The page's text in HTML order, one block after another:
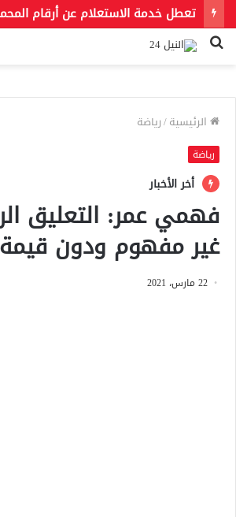
بحث
الرئيسية/رياضة
رياضة
أخر الأخبار
فهمي عمر: التعليق
غير مفهوم ودون قيمة
22 مارس، 2021